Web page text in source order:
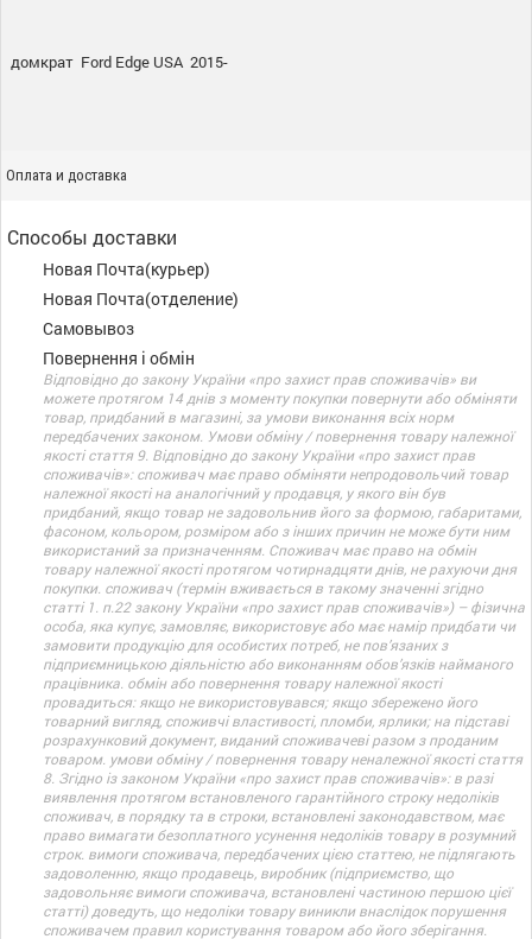
домкрат Ford Edge USA 2015-
Оплата и доставка
Способы доставки
Новая Почта(курьер)
Новая Почта(отделение)
Самовывоз
Повернення і обмін
Відповідно до закону України «про захист прав споживачів» ви
можете протягом 14 днів з моменту покупки повернути або обміняти
товар, придбаний в магазині, за умови виконання всіх норм
передбачених законом. Умови обміну / повернення товару належної
якості стаття 9. Відповідно до закону України «про захист прав
споживачів»: споживач має право обміняти непродовольчий товар
належної якості на аналогічний у продавця, у якого він був
придбаний, якщо товар не задовольнив його за формою, габаритами,
фасоном, кольором, розміром або з інших причин не може бути ним
використаний за призначенням. Споживач має право на обмін
товару належної якості протягом чотирнадцяти днів, не рахуючи дня
покупки. споживач (термін вживається в такому значенні згідно
статті 1. п.22 закону України «про захист прав споживачів») – фізична
особа, яка купує, замовляє, використовує або має намір придбати чи
замовити продукцію для особистих потреб, не пов’язаних з
підприємницькою діяльністю або виконанням обов’язків найманого
працівника. обмін або повернення товару належної якості
провадиться: якщо не використовувався; якщо збережено його
товарний вигляд, споживчі властивості, пломби, ярлики; на підставі
розрахунковий документ, виданий споживачеві разом з проданим
товаром. умови обміну / повернення товару неналежної якості стаття
8. Згідно із законом України «про захист прав споживачів»: в разі
виявлення протягом встановленого гарантійного строку недоліків
споживач, в порядку та в строки, встановлені законодавством, має
право вимагати безоплатного усунення недоліків товару в розумний
строк. вимоги споживача, передбачених цією статтею, не підлягають
задоволенню, якщо продавець, виробник (підприємство, що
задовольняє вимоги споживача, встановлені частиною першою цієї
статті) доведуть, що недоліки товару виникли внаслідок порушення
споживачем правил користування товаром або його зберігання.